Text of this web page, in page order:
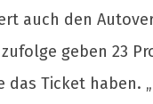
auch den
geben 23
Ticket haben.